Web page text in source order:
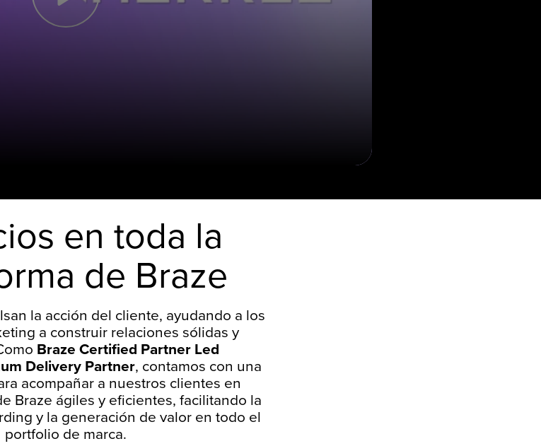
en toda la
de Braze
la acción del cliente, ayudando a los
a construir relaciones sólidas y
Braze Certified Partner Led
Delivery Partner, contamos con una
acompañar a nuestros clientes en
Braze ágiles y eficientes, facilitando la
y la generación de valor en todo el
portfolio de marca.